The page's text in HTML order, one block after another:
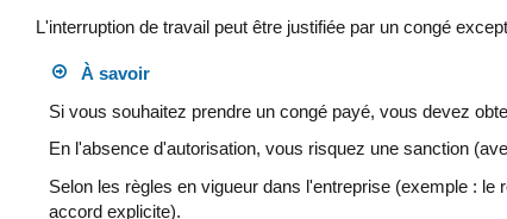
L'interruption de travail peut être justifiée par un congé
À savoir
Si vous souhaitez prendre un congé payé, vous devez
En l'absence d'autorisation, vous risquez une sanction
Selon les règles en vigueur dans l'entreprise (exemple :
accord explicite).